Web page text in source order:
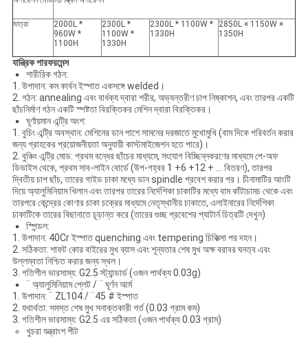
মাত্রা
2000L *
960W *
1100H
2300L *
1100W *
1330H
2300L * 1100W *
1330H
2850L × 1150W ×
1350H
যান্ত্রিক পারফরমেন্স
শারীরিক গঠন:
1. উপাদান: কম কার্বন ইস্পাত একসঙ্গে welded।
2. গঠন: annealing এবং বার্ধক্য দ্বারা শরীর, অভ্যন্তরীণ চাপ নিষ্কাশন, এবং তারপর একটি
ছাঁচনির্মাণ গঠন একটি স্পষ্টতা বিরক্তিকর মেশিন দ্বারা বিরক্তিকর।
ঘূর্ণায়মান এন্ট্রি অংশ:
1. বুচিং এন্ট্রি অবস্থান: মেশিনের ডান পাশে সামনের দরজাতে মুখোমুখি (বাম দিকে পরিবর্তন করার
জন্য গ্রাহকের প্রয়োজনীয়তা অনুযায়ী কাস্টমাইজেশন হতে পারে)।
2. বুঞ্চিং এন্ট্রি মোড: প্রথম বন্ধের ছাঁচের মাধ্যমে, সংযোগ বিচ্ছিন্নকরণের মাধ্যমে পে-অফ
ডিভাইস থেকে, প্রথম সাব-লাইন বোর্ডে (উপ-গহ্বর 1 +6 +12 + ... বিতরণ), তারপর
দ্বিতীয় চাপ ছাঁচ, তারের গাইড চাকা মধ্যে ডান spindle প্রবেশ করার পর। চীনামাটির আংটি
দিয়ে অ্যালুমিনিয়াম খিলান এবং তারপর তারের নির্দেশিকা চাকাটির মধ্যে বাম কাঁটাচামচ থেকে এবং
তারপরে কেন্দ্রের কোণার চাকা চক্রের মাধ্যমে নেতৃস্থানীয় চাকাতে, এলাইনারের নির্দেশিকা
চাকাটিকে তারের বিছানাতে চূড়ান্ত করে (তারের গুচ্ছ প্রবেশের প্যাটার্ন চিত্রটি দেখুন)
স্পিন্ডল:
1. উপাদান: 40Cr ইস্পাত quenching এবং tempering চিকিত্সা পর দহন।
2. সঠিকতা: শাফট কোর বাইরের মুখ ব্যাস এবং শূন্যতার শেষ মুখ অক্ষ বরাবর ঘনত্ব এবং
উল্লম্বতা নিশ্চিত করার জন্য স্থল।
3. গতিশীল ভারসাম্য: G2.5 স্ট্যান্ডার্ড (ওজন পার্থক্য 0.03g)
¨ অ্যালুমিনিয়াম প্লেট / ¨ ঘূর্ণন আর্ম
1. উপাদান: ¨ ZL104 / ¨45 # ইস্পাত
2. যথার্থতা: সমস্ত শেষ মুখ সনাক্তকারী গর্ত (0.03 গ্রাম কম)
3. গতিশীল ভারসাম্য: G2.5 এর সঠিকতা (ওজন পার্থক্য 0.03 গ্রাম)
খুচরা যন্ত্রাংশ শীট